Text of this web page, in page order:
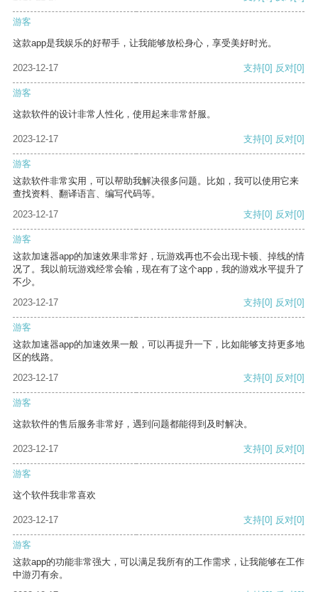
游客
这款app是我娱乐的好帮手，让我能够放松身心，享受美好时光。
2023-12-17 支持[0] 反对[0]
游客
这款软件的设计非常人性化，使用起来非常舒服。
2023-12-17 支持[0] 反对[0]
游客
这款软件非常实用，可以帮助我解决很多问题。比如，我可以使用它来
查找资料、翻译语言、编写代码等。
2023-12-17
支持[0] 反对[0]
游客
这款加速器app的加速效果非常好，玩游戏再也不会出现卡顿、掉线的情
况了。我以前玩游戏经常会输，现在有了这个app，我的游戏水平提升了
不少。
2023-12-17
支持[0] 反对[0]
游客
这款加速器app的加速效果一般，可以再提升一下，比如能够支持更多地
区的线路。
2023-12-17
支持[0] 反对[0]
游客
这款软件的售后服务非常好，遇到问题都能得到及时解决。
2023-12-17 支持[0] 反对[0]
游客
这个软件我非常喜欢
2023-12-17 支持[0] 反对[0]
游客
这款app的功能非常强大，可以满足我所有的工作需求，让我能够在工作
中游刃有余。